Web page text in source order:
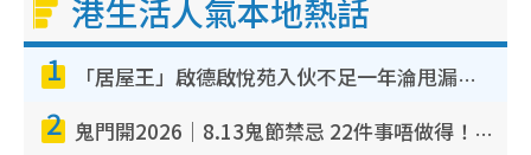
港生活人氣本地熱話
1 「居屋王」啟德啟悅苑入伙不足一年淪甩漏之王！插頭噴火花致大停電 多戶業主全屋家電報銷
2 鬼門開2026｜8.13鬼節禁忌 22件事唔做得！燒肉、刺身要少食？半夜勿吹口哨/打呢個電話